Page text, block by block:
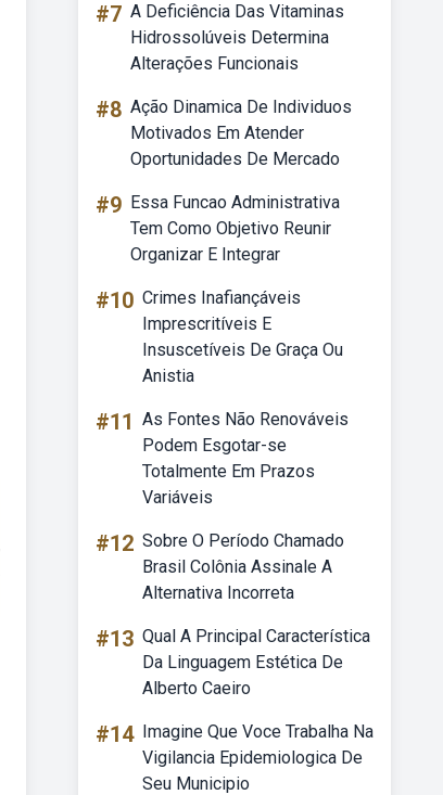
#7 A Deficiência Das Vitaminas
Hidrossolúveis Determina
Alterações Funcionais
#8 Ação Dinamica De Individuos
Motivados Em Atender
Oportunidades De Mercado
#9 Essa Funcao Administrativa
Tem Como Objetivo Reunir
Organizar E Integrar
#10 Crimes Inafiançáveis
Imprescritíveis E
Insuscetíveis De Graça Ou
Anistia
#11 As Fontes Não Renováveis
Podem Esgotar-se
Totalmente Em Prazos
Variáveis
#12 Sobre O Período Chamado
Brasil Colônia Assinale A
Alternativa Incorreta
#13 Qual A Principal Característica
Da Linguagem Estética De
Alberto Caeiro
#14 Imagine Que Voce Trabalha Na
Vigilancia Epidemiologica De
Seu Municipio